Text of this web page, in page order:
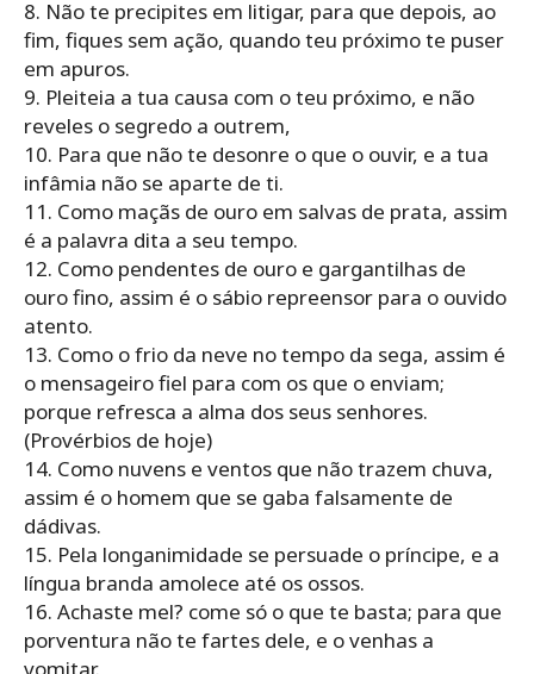
8. Não te precipites em litigar, para que depois, ao
fim, fiques sem ação, quando teu próximo te puser
em apuros.
9. Pleiteia a tua causa com o teu próximo, e não
reveles o segredo a outrem,
10. Para que não te desonre o que o ouvir, e a tua
infâmia não se aparte de ti.
11. Como maçãs de ouro em salvas de prata, assim
é a palavra dita a seu tempo.
12. Como pendentes de ouro e gargantilhas de
ouro fino, assim é o sábio repreensor para o ouvido
atento.
13. Como o frio da neve no tempo da sega, assim é
o mensageiro fiel para com os que o enviam;
porque refresca a alma dos seus senhores.
(Provérbios de hoje)
14. Como nuvens e ventos que não trazem chuva,
assim é o homem que se gaba falsamente de
dádivas.
15. Pela longanimidade se persuade o príncipe, e a
língua branda amolece até os ossos.
16. Achaste mel? come só o que te basta; para que
porventura não te fartes dele, e o venhas a
vomitar.